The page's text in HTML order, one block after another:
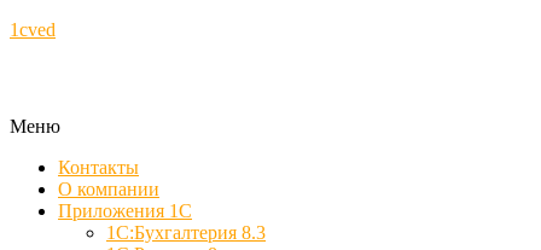
1cved
Меню
Контакты
О компании
Приложения 1С
1С:Бухгалтерия 8.3